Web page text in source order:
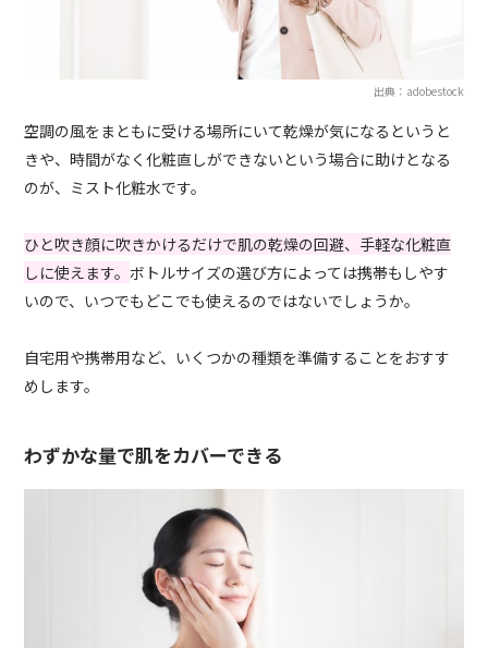
出典：adobestock
空調の風をまともに受ける場所にいて乾燥が気になるというと
きや、時間がなく化粧直しができないという場合に助けとなる
のが、ミスト化粧水です。
ひと吹き顔に吹きかけるだけで肌の乾燥の回避、手軽な化粧直
しに使えます。ボトルサイズの選び方によっては携帯もしやす
いので、いつでもどこでも使えるのではないでしょうか。
自宅用や携帯用など、いくつかの種類を準備することをおすす
めします。
わずかな量で肌をカバーできる